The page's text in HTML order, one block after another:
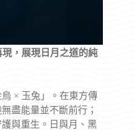
現，展現日月之道的純
× 玉兔」。在東方傳
盡能量並不斷前行；
與重生。日與月、黑